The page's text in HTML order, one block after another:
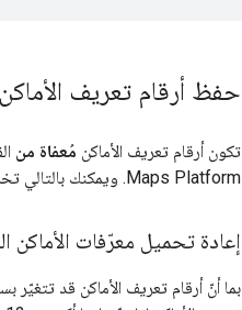
حفظ أرقام تعريف
تكون أرقام تعريف الأماكن مُعفاة من
Maps Platform. ويمكنك بالتالي تخزين قيم معرّفات الأماكن لاستخدامها لاحقًا.
إعادة تحميل معرّفات الأماكن